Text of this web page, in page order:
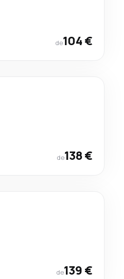
de104 €
de138 €
de139 €